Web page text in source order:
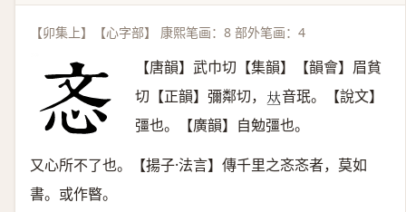
【卯集上】【心字部】 康熙笔画：8 部外笔画：4
【唐韻】武巾切【集韻】【韻會】眉貧
切【正韻】彌鄰切， 𠀤音珉。【說文】
彊也。【廣韻】自勉彊也。
又心所不了也。【揚子·法言】傳千里之忞忞者，莫如
書。或作暋。